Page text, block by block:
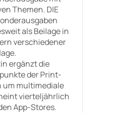
Themen. DIE
als Beilage in
verschiedener
ergänzt die
der Print-
um multimediale
vierteljährlich
App-Stores.